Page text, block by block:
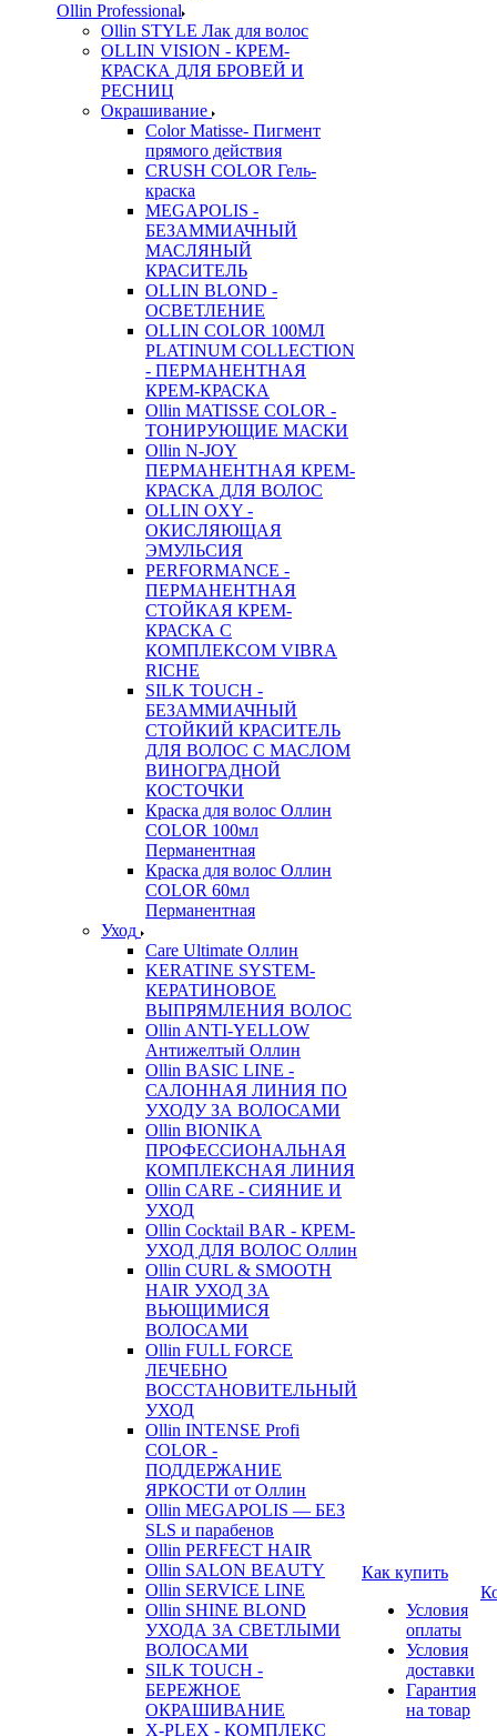
Ollin Professional
Ollin STYLE Лак для волос
OLLIN VISION - КРЕМ-
КРАСКА ДЛЯ БРОВЕЙ И
РЕСНИЦ
Окрашивание
Color Matisse- Пигмент
прямого действия
CRUSH COLOR Гель-
краска
MEGAPOLIS -
БЕЗАММИАЧНЫЙ
МАСЛЯНЫЙ
КРАСИТЕЛЬ
OLLIN BLOND -
ОСВЕТЛЕНИЕ
OLLIN COLOR 100МЛ
PLATINUM COLLECTION
- ПЕРМАНЕНТНАЯ
КРЕМ-КРАСКА
Ollin MATISSE COLOR -
ТОНИРУЮЩИЕ МАСКИ
Ollin N-JOY
ПЕРМАНЕНТНАЯ КРЕМ-
КРАСКА ДЛЯ ВОЛОС
OLLIN OXY -
ОКИСЛЯЮЩАЯ
ЭМУЛЬСИЯ
PERFORMANCE -
ПЕРМАНЕНТНАЯ
СТОЙКАЯ КРЕМ-
КРАСКА С
КОМПЛЕКСОМ VIBRA
RICHE
SILK TOUCH -
БЕЗАММИАЧНЫЙ
СТОЙКИЙ КРАСИТЕЛЬ
ДЛЯ ВОЛОС С МАСЛОМ
ВИНОГРАДНОЙ
КОСТОЧКИ
Краска для волос Оллин
COLOR 100мл
Перманентная
Краска для волос Оллин
COLOR 60мл
Перманентная
Уход
Care Ultimate Оллин
KERATINE SYSTEM-
КЕРАТИНОВОЕ
ВЫПРЯМЛЕНИЯ ВОЛОС
Ollin ANTI-YELLOW
Антижелтый Оллин
Ollin BASIC LINE -
САЛОННАЯ ЛИНИЯ ПО
УХОДУ ЗА ВОЛОСАМИ
Ollin BIONIKA
ПРОФЕССИОНАЛЬНАЯ
КОМПЛЕКСНАЯ ЛИНИЯ
Ollin CARE - СИЯНИЕ И
УХОД
Ollin Cocktail BAR - КРЕМ-
УХОД ДЛЯ ВОЛОС Оллин
Ollin CURL & SMOOTH
HAIR УХОД ЗА
ВЬЮЩИМИСЯ
ВОЛОСАМИ
Ollin FULL FORCE
ЛЕЧЕБНО
ВОССТАНОВИТЕЛЬНЫЙ
УХОД
Ollin INTENSE Profi
COLOR -
ПОДДЕРЖАНИЕ
ЯРКОСТИ от Оллин
Ollin MEGAPOLIS — БЕЗ
SLS и парабенов
Ollin PERFECT HAIR
Ollin SALON BEAUTY
Ollin SERVICE LINE
Ollin SHINE BLOND
УХОДА ЗА СВЕТЛЫМИ
ВОЛОСАМИ
SILK TOUCH -
БЕРЕЖНОЕ
ОКРАШИВАНИЕ
X-PLEX - КОМПЛЕКС
Как купить
Условия
оплаты
Условия
доставки
Гарантия
на товар